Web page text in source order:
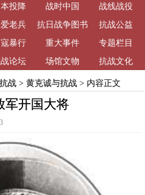
投降 战时中国
战线战役
老兵
抗日战争图书
馆
抗战公益
暴行 重大事件
专题栏目
论坛 场馆文物 抗战文化
战> 黄克诚与抗战> 内容正文
军开国大将